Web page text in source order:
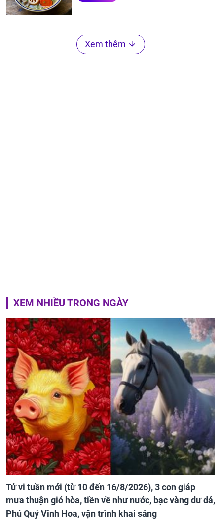
Xem thêm
XEM NHIỀU TRONG NGÀY
Tử vi tuần mới (từ 10 đến 16/8/2026), 3 con giáp
mưa thuận gió hòa, tiền về như nước, bạc vàng dư dả,
Phú Quý Vinh Hoa, vận trình khai sáng